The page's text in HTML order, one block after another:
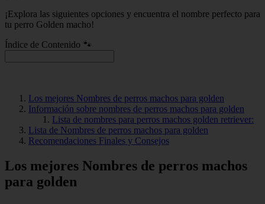
¡Explora las siguientes opciones y encuentra el nombre perfecto para
tu perro Golden macho!
Índice de Contenido 🐾
Los mejores Nombres de perros machos para golden
Información sobre nombres de perros machos para golden
Lista de nombres para perros machos golden retriever:
Lista de Nombres de perros machos para golden
Recomendaciones Finales y Consejos
Los mejores Nombres de perros machos
para golden